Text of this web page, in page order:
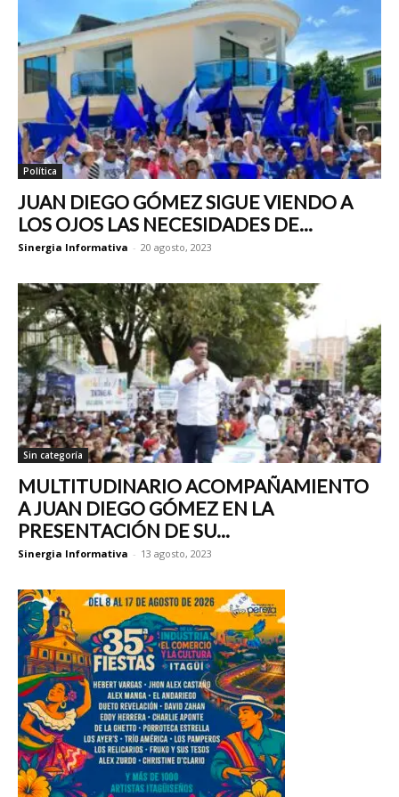
Política
JUAN DIEGO GÓMEZ SIGUE VIENDO A
LOS OJOS LAS NECESIDADES DE...
Sinergia Informativa - 20 agosto, 2023
Sin categoría
MULTITUDINARIO ACOMPAÑAMIENTO
A JUAN DIEGO GÓMEZ EN LA
PRESENTACIÓN DE SU...
Sinergia Informativa - 13 agosto, 2023